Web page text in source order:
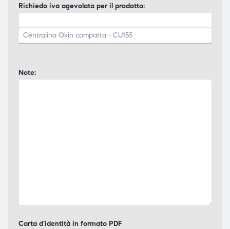
Richiedo iva agevolata per il prodotto:
Note:
Carta d'identità in formato PDF